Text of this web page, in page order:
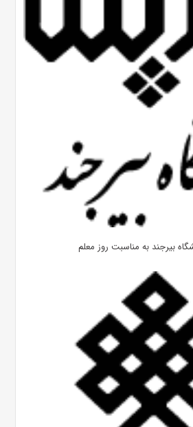
بیرجند به مناسبت روز معلم